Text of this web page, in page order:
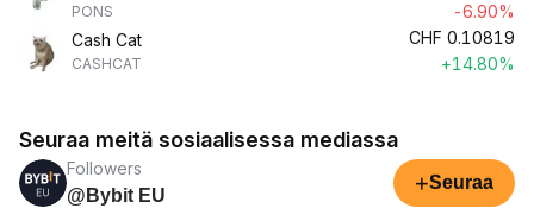
PONS
-6.90%
Cash Cat
CASHCAT
CHF 0.10819
+14.80%
Seuraa meitä sosiaalisessa mediassa
Followers
@Bybit EU
+Seuraa